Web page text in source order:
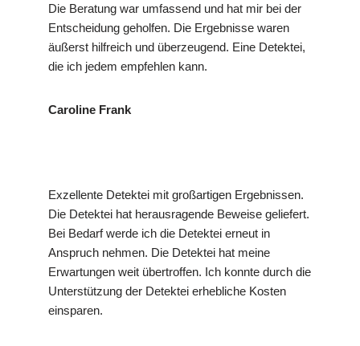
Die Beratung war umfassend und hat mir bei der
Entscheidung geholfen. Die Ergebnisse waren
äußerst hilfreich und überzeugend. Eine Detektei,
die ich jedem empfehlen kann.
Caroline Frank
Exzellente Detektei mit großartigen Ergebnissen.
Die Detektei hat herausragende Beweise geliefert.
Bei Bedarf werde ich die Detektei erneut in
Anspruch nehmen. Die Detektei hat meine
Erwartungen weit übertroffen. Ich konnte durch die
Unterstützung der Detektei erhebliche Kosten
einsparen.